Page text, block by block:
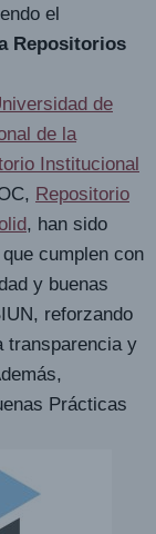
el
Repositorios
de
de la
Institucional
Repositorio
, han sido
cumplen con
y buenas
reforzando
transparencia y
Prácticas